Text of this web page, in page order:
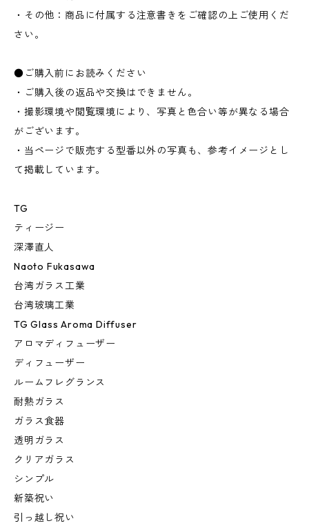
・その他：商品に付属する注意書きをご確認の上ご使用くだ
さい。
●ご購入前にお読みください
・ご購入後の返品や交換はできません。
・撮影環境や閲覧環境により、写真と色合い等が異なる場合
がございます。
・当ページで販売する型番以外の写真も、参考イメージとし
て掲載しています。
TG
ティージー
深澤直人
Naoto Fukasawa
台湾ガラス工業
台湾玻璃工業
TG Glass Aroma Diffuser
アロマディフューザー
ディフューザー
ルームフレグランス
耐熱ガラス
ガラス食器
透明ガラス
クリアガラス
シンプル
新築祝い
引っ越し祝い